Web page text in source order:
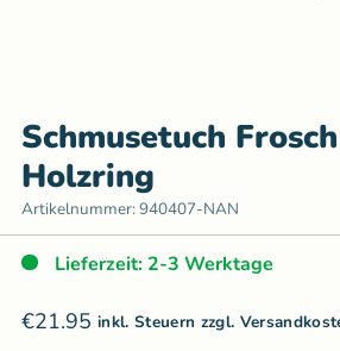
Schmusetuch
Holzring
Artikelnummer:940407-NAN
Lieferzeit: 2-3 Werktage
€21.95 inkl. Steuern zzgl.